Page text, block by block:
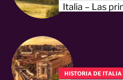
Italia – Las
HISTORIA DE ITALIA